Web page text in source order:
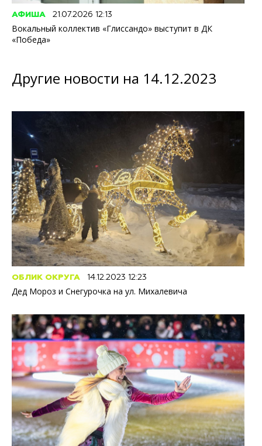
АФИША 21.07.2026 12:13
Вокальный коллектив «Глиссандо» выступит в ДК
«Победа»
Другие новости на 14.12.2023
ОБЛИК ОКРУГА 14.12.2023 12:23
Дед Мороз и Снегурочка на ул. Михалевича